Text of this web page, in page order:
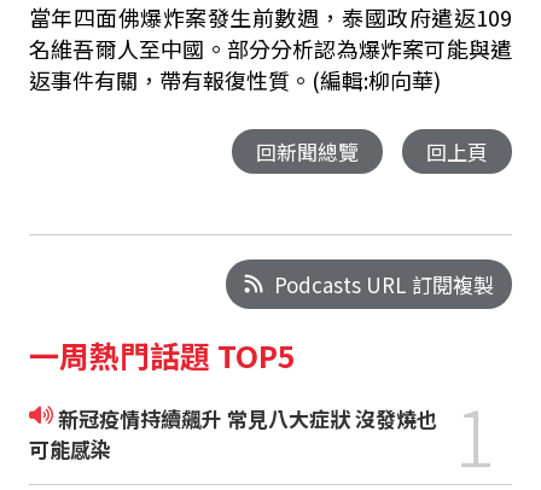
當年四面佛爆炸案發生前數週，泰國政府遣返109
名維吾爾人至中國。部分分析認為爆炸案可能與遣
返事件有關，帶有報復性質。(編輯:柳向華)
回新聞總覽 回上頁
Podcasts URL 訂閱複製
一周熱門話題 TOP5
新冠疫情持續飆升 常見八大症狀 沒發燒也
可能感染
1